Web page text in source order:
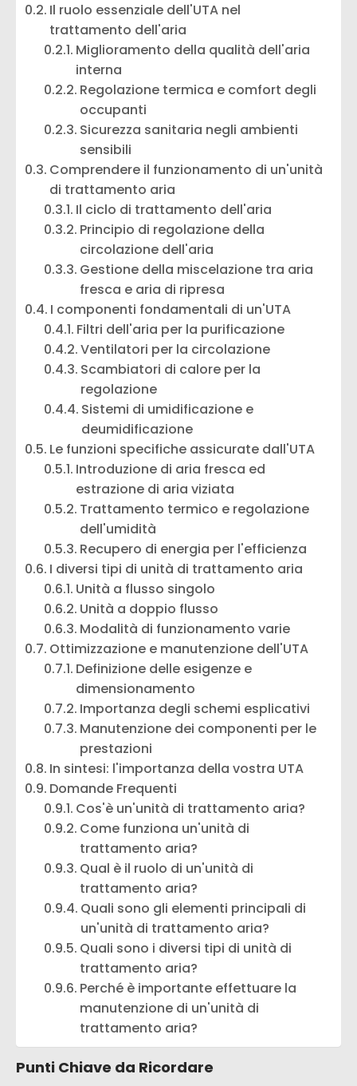
Il ruolo essenziale dell'UTA nel
trattamento dell'aria
Miglioramento della qualità dell'aria
interna
Regolazione termica e comfort degli
occupanti
Sicurezza sanitaria negli ambienti
sensibili
Comprendere il funzionamento di un'unità
di trattamento aria
Il ciclo di trattamento dell'aria
Principio di regolazione della
circolazione dell'aria
Gestione della miscelazione tra aria
fresca e aria di ripresa
I componenti fondamentali di un'UTA
Filtri dell'aria per la purificazione
Ventilatori per la circolazione
Scambiatori di calore per la
regolazione
Sistemi di umidificazione e
deumidificazione
Le funzioni specifiche assicurate dall'UTA
Introduzione di aria fresca ed
estrazione di aria viziata
Trattamento termico e regolazione
dell'umidità
Recupero di energia per l'efficienza
I diversi tipi di unità di trattamento aria
Unità a flusso singolo
Unità a doppio flusso
Modalità di funzionamento varie
Ottimizzazione e manutenzione dell'UTA
Definizione delle esigenze e
dimensionamento
Importanza degli schemi esplicativi
Manutenzione dei componenti per le
prestazioni
In sintesi: l'importanza della vostra UTA
Domande Frequenti
Cos'è un'unità di trattamento aria?
Come funziona un'unità di
trattamento aria?
Qual è il ruolo di un'unità di
trattamento aria?
Quali sono gli elementi principali di
un'unità di trattamento aria?
Quali sono i diversi tipi di unità di
trattamento aria?
Perché è importante effettuare la
manutenzione di un'unità di
trattamento aria?
Punti Chiave da Ricordare